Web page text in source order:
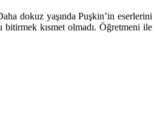
dokuz yaşında Puşkin’in eserlerini
kısmet olmadı. Öğretmeni ile